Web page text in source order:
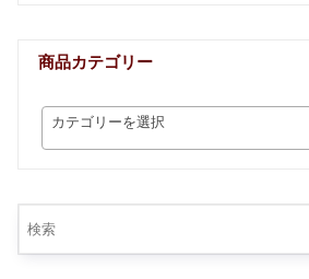
商品カテゴリー
カテゴリーを選択